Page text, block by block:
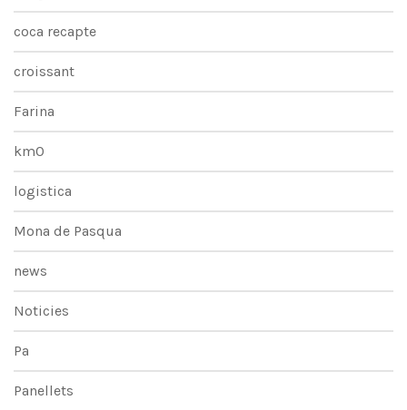
coca recapte
croissant
Farina
km0
logistica
Mona de Pasqua
news
Noticies
Pa
Panellets